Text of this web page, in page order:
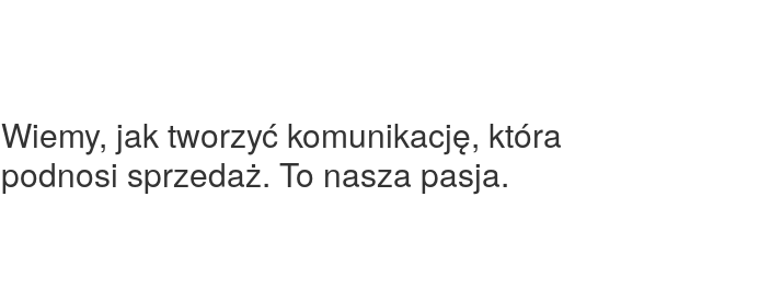
Wiemy, jak tworzyć komunikację, która
podnosi sprzedaż. To nasza pasja.